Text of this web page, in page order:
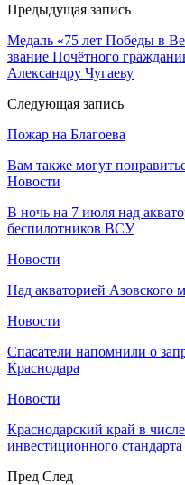
Предыдущая запись
Медаль «75 лет Победы в
звание Почётного
Александру Чугаеву
Следующая запись
Пожар на Благоева
Вам также могут
Новости
В ночь на 7 июля над
беспилотников ВСУ
Новости
Над акваторией
Новости
Спасатели напомнили о
Краснодара
Новости
Краснодарский край в
инвестиционного стандарта
Пред След